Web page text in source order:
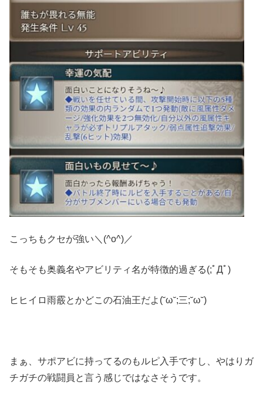
こっちもクセが強い＼(^o^)／
そもそも奥義名やアビリティ名が特徴的過ぎる(;ﾟДﾟ)
ヒヒイロ雨霰とかどこの石油王だよ(˘ω˘;三;˘ω˘)
まぁ、サポアビに持ってるのもルピ入手ですし、やはりガ
チガチの戦闘員と言う感じではなさそうです。